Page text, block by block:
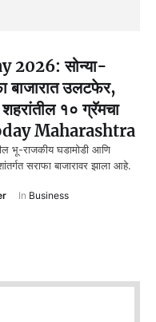
2026: सोन्या-
बाजारात उलटफेर,
१० ग्रॅमचा
Maharashtra
भू-राजकीय घडामोडी आणि
सराफा बाजारावर झाला आहे.
In Business